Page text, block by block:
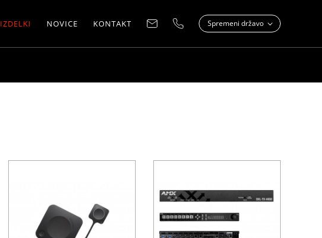
IZDELKI NOVICE KONTAKT Spremeni državo